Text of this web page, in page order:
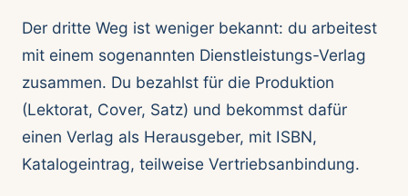
Der dritte Weg ist weniger bekannt: du arbeitest
mit einem sogenannten Dienstleistungs-Verlag
zusammen. Du bezahlst für die Produktion
(Lektorat, Cover, Satz) und bekommst dafür
einen Verlag als Herausgeber, mit ISBN,
Katalogeintrag, teilweise Vertriebsanbindung.